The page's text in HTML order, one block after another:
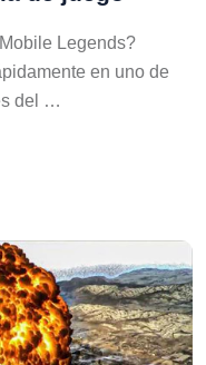
Legends?
en uno de
del …